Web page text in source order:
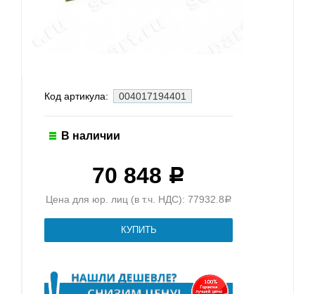
Код артикула: 004017194401
В наличии
70 848 Р
Цена для юр. лиц (в т.ч. НДС): 77932.8 Р